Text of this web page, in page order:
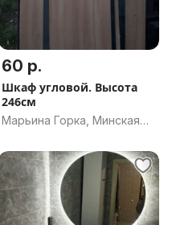
60 р.
Шкаф угловой. Высота
246см
Марьина Горка, Минская